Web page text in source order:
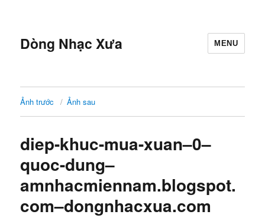
Dòng Nhạc Xưa MENU
Ảnh trước Ảnh sau
diep-khuc-mua-xuan–0–
quoc-dung–
amnhacmiennam.blogspot.
com–dongnhacxua.com